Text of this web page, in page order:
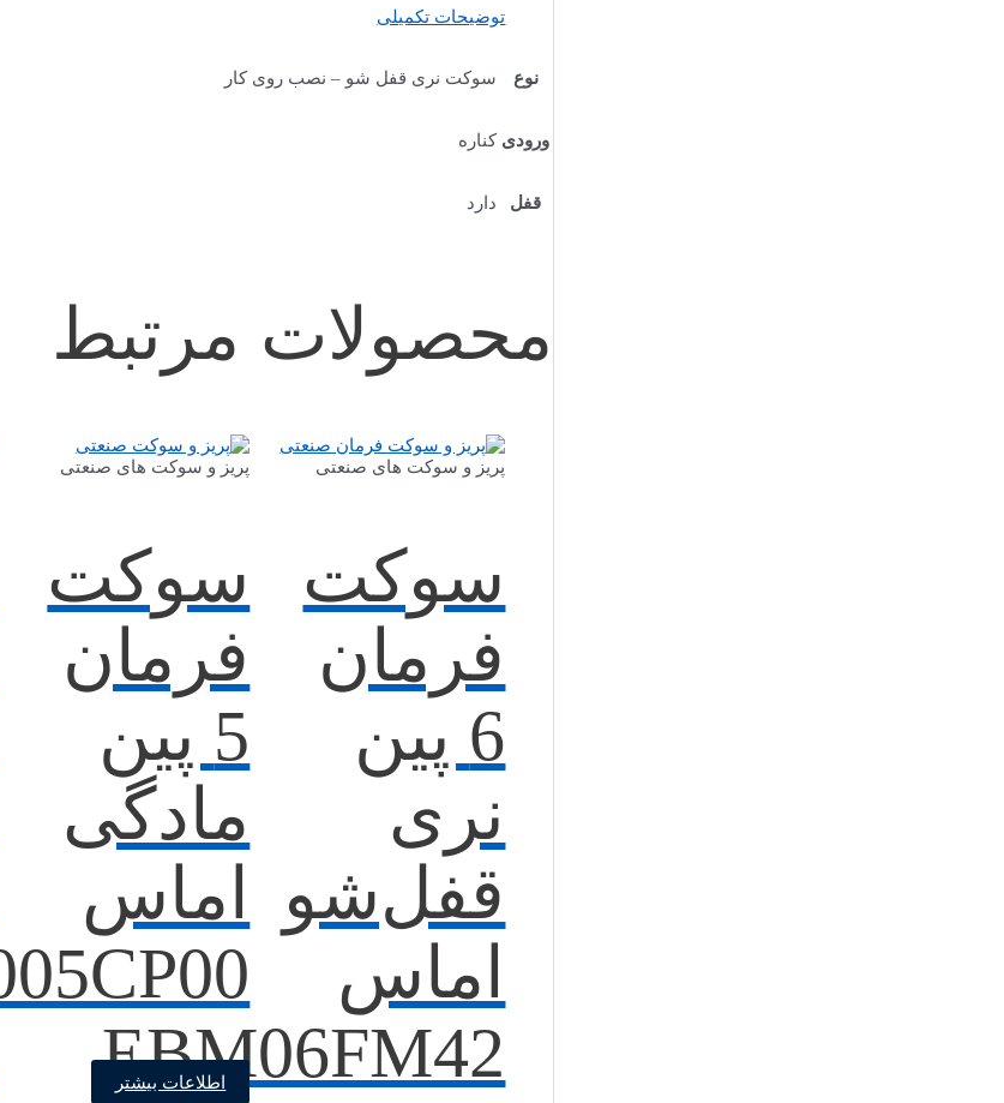
توضیحات تکمیلی
نوع سوکت نری قفل شو – نصب روی کار
ورودی کناره
قفل دارد
محصولات مرتبط
پریز و سوکت های صنعتی
سوکت
فرمان
6 پین
نری
قفل‌شو
اماس
EBM06FM42
پریز و سوکت های صنعتی
سوکت
فرمان
5 پین
مادگی
اماس
اطلاعات بیشتر